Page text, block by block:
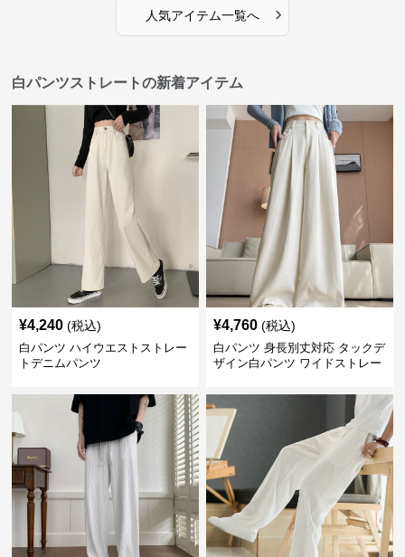
人気アイテム一覧へ ›
白パンツストレートの新着アイテム
¥4,240 (税込)
白パンツ ハイウエストストレー
トデニムパンツ
¥4,760 (税込)
白パンツ 身長別丈対応 タックデ
ザイン白パンツ ワイドストレー